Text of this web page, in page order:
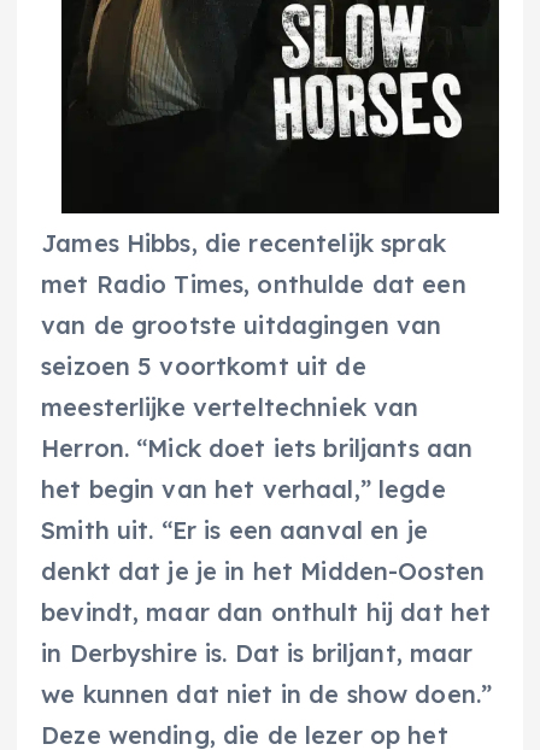
James Hibbs, die recentelijk sprak
met Radio Times, onthulde dat een
van de grootste uitdagingen van
seizoen 5 voortkomt uit de
meesterlijke verteltechniek van
Herron. “Mick doet iets briljants aan
het begin van het verhaal,” legde
Smith uit. “Er is een aanval en je
denkt dat je je in het Midden-Oosten
bevindt, maar dan onthult hij dat het
in Derbyshire is. Dat is briljant, maar
we kunnen dat niet in de show doen.”
Deze wending, die de lezer op het